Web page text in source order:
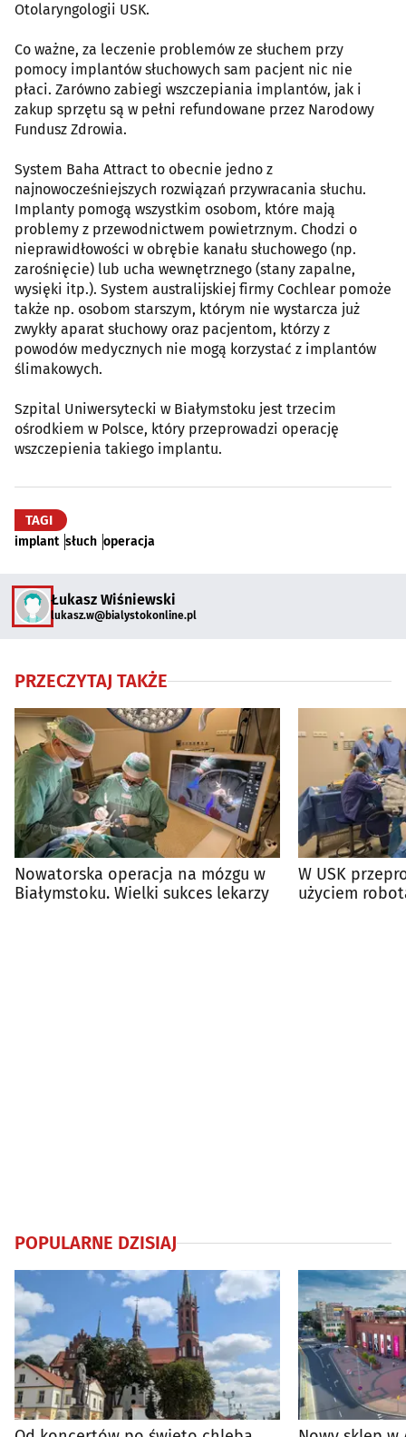
Otolaryngologii USK.
Co ważne, za leczenie problemów ze słuchem przy
pomocy implantów słuchowych sam pacjent nic nie
płaci. Zarówno zabiegi wszczepiania implantów, jak i
zakup sprzętu są w pełni refundowane przez Narodowy
Fundusz Zdrowia.
System Baha Attract to obecnie jedno z
najnowocześniejszych rozwiązań przywracania słuchu.
Implanty pomogą wszystkim osobom, które mają
problemy z przewodnictwem powietrznym. Chodzi o
nieprawidłowości w obrębie kanału słuchowego (np.
zarośnięcie) lub ucha wewnętrznego (stany zapalne,
wysięki itp.). System australijskiej firmy Cochlear pomoże
także np. osobom starszym, którym nie wystarcza już
zwykły aparat słuchowy oraz pacjentom, którzy z
powodów medycznych nie mogą korzystać z implantów
ślimakowych.
Szpital Uniwersytecki w Białymstoku jest trzecim
ośrodkiem w Polsce, który przeprowadzi operację
wszczepienia takiego implantu.
TAGI
implant słuch operacja
Łukasz Wiśniewski
lukasz.w@bialystokonline.pl
PRZECZYTAJ TAKŻE
Nowatorska operacja na mózgu w
Białymstoku. Wielki sukces lekarzy
W USK
użyciem
POPULARNE DZISIAJ